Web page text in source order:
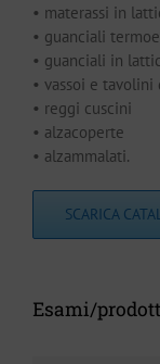
• materassi in
• guanciali
• guanciali in
• vassoi e tavolini
• reggi cuscini
• alzacoperte
• alzammalati.
SCARICA
Esami/